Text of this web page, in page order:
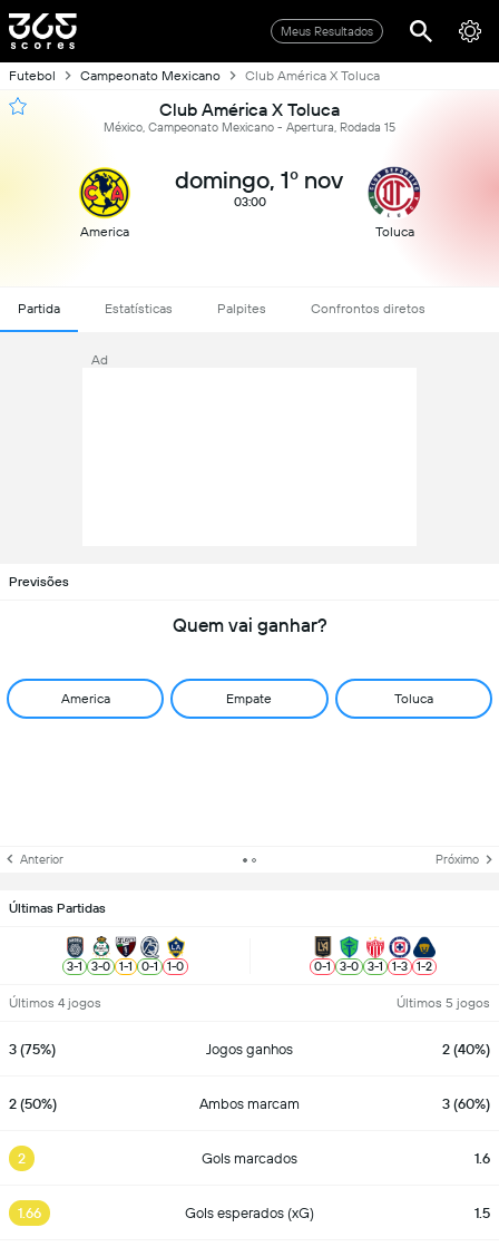
Meus Resultados
Futebol Campeonato Mexicano Club América X Toluca
Club América X Toluca
México, Campeonato Mexicano - Apertura, Rodada 15
America
domingo, 1º nov
03:00
Toluca
Partida Estatísticas Palpites Confrontos diretos
Ad
Previsões
Quem vai ganhar?
America Empate Toluca
Anterior Próximo
Últimas Partidas
3-1 3-0 1-1 0-1 1-0 0-1 3-0 3-1 1-3 1-2
Últimos 4 jogos Últimos 5 jogos
3 (75%) Jogos ganhos 2 (40%)
2 (50%) Ambos marcam 3 (60%)
2 Gols marcados 1.6
1.66 Gols esperados (xG) 1.5